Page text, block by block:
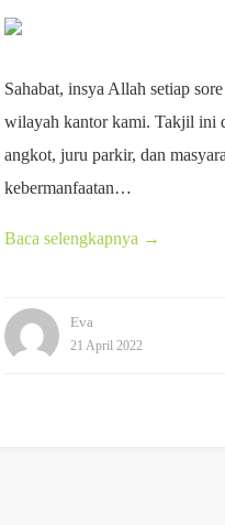
Sahabat, insya Allah setiap
wilayah kantor kami. Takjil ini
angkot, juru parkir, dan
kebermanfaatan…
Baca selengkapnya →
Eva
21 April 2022